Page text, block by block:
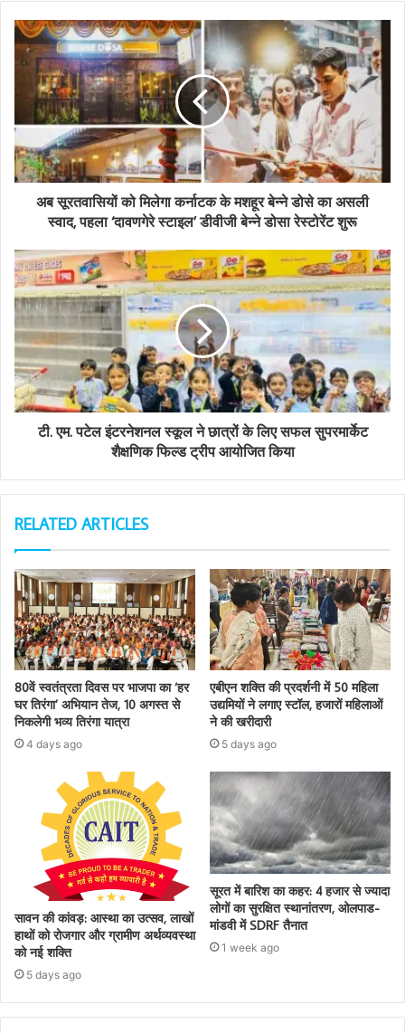
u
r
E
i
l
a
d
s
s
अब सूरतवासियों को मिलेगा कर्नाटक के मशहूर बेन्ने डोसे का असली
स्वाद, पहला ‘दावणगेरे स्टाइल’ डीवीजी बेन्ने डोसा रेस्टोरेंट शुरू
टी. एम. पटेल इंटरनेशनल स्कूल ने छात्रों के लिए सफल सुपरमार्केट
शैक्षणिक फिल्ड ट्रीप आयोजित किया
RELATED ARTICLES
80वें स्वतंत्रता दिवस पर भाजपा का ‘हर
घर तिरंगा’ अभियान तेज, 10 अगस्त से
निकलेगी भव्य तिरंगा यात्रा
4 days ago
एबीएन शक्ति की प्रदर्शनी में 50 महिला
उद्यमियों ने लगाए स्टॉल, हजारों महिलाओं
ने की खरीदारी
5 days ago
सावन की कांवड़: आस्था का उत्सव, लाखों
हाथों को रोजगार और ग्रामीण अर्थव्यवस्था
को नई शक्ति
5 days ago
सूरत में बारिश का कहर: 4 हजार से ज्यादा
लोगों का सुरक्षित स्थानांतरण, ओलपाड-
मांडवी में SDRF तैनात
1 week ago